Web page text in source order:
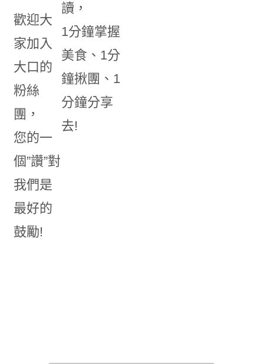
歡迎大
家加入
大口的
粉絲
團，
您的一
個”讚”對
我們是
最好的
鼓勵!
讀，
1分鐘掌握
美食、1分
鐘揪團、1
分鐘分享
去!